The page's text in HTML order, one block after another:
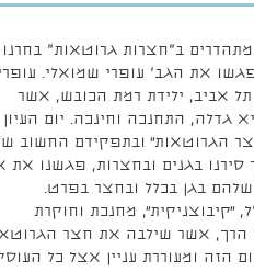
ב"חצרות גרוטאות" בחרנו
את הגב' עופרי שמואלי.
תל אביב, ילידת רמת הכובש, אשר
גדלה, התחנכה וחינכה. יום העיון
הגרוטאות״ ובתפקידם החשוב
סירנו בגנים ובחצרות, פגשנו את
שלהם בגן בכלל ובחצר בפרט.
״קיבוצניקית״, מחנכת וחוקרת
הרך, אשר שילבה את חצר
הזה ומעוררת עניין אצל כל
פשוט גיקונומי